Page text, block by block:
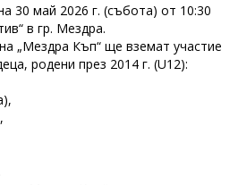
30 май 2026 г. (събота) от 10:30
в гр. Мездра.
„Мездра Къп“ ще вземат участие
родени през 2014 г. (U12):